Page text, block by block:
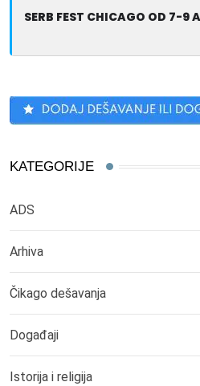
SERB FEST CHICAGO OD 7-9
KATEGORIJE
ADS
Arhiva
Čikago dešavanja
Događaji
Istorija i religija